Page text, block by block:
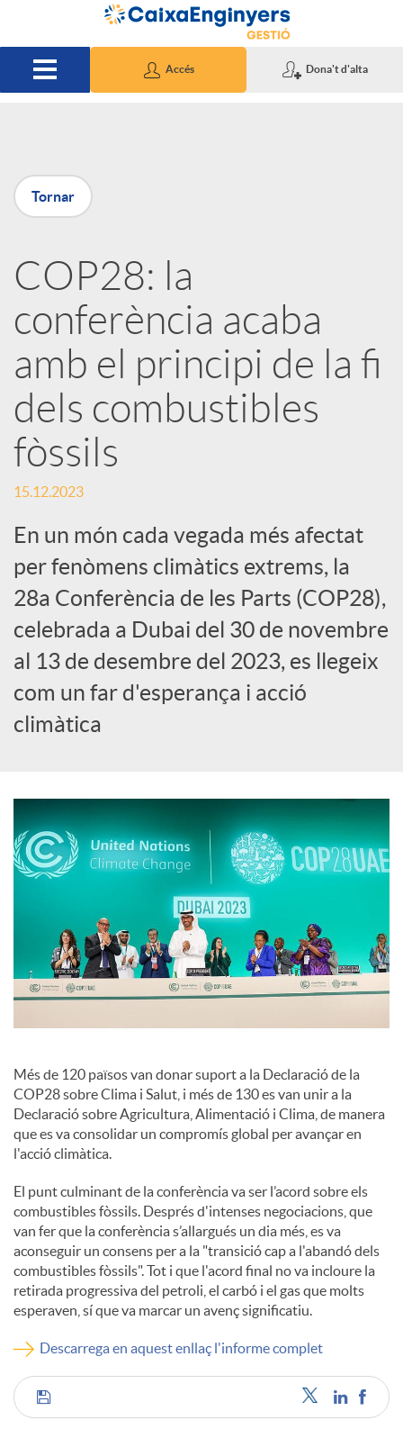
Salta al contingut principal
Accés Dona't d'alta
P
u
b
l
i
c
d
o
r
d
e
c
n
t
i
n
g
u
t
s
Tornar
COP28: la
conferència acaba
amb el principi de la fi
dels combustibles
fòssils
15.12.2023
En un món cada vegada més afectat
per fenòmens climàtics extrems, la
28a Conferència de les Parts (COP28),
celebrada a Dubai del 30 de novembre
al 13 de desembre del 2023, es llegeix
com un far d'esperança i acció
climàtica
Més de 120 països van donar suport a la Declaració de la
COP28 sobre Clima i Salut, i més de 130 es van unir a la
Declaració sobre Agricultura, Alimentació i Clima, de manera
que es va consolidar un compromís global per avançar en
l'acció climàtica.
El punt culminant de la conferència va ser l’acord sobre els
combustibles fòssils. Després d'intenses negociacions, que
van fer que la conferència s’allargués un dia més, es va
aconseguir un consens per a la "transició cap a l'abandó dels
combustibles fòssils". Tot i que l'acord final no va incloure la
retirada progressiva del petroli, el carbó i el gas que molts
esperaven, sí que va marcar un avenç significatiu.
Descarrega en aquest enllaç l'informe complet
C